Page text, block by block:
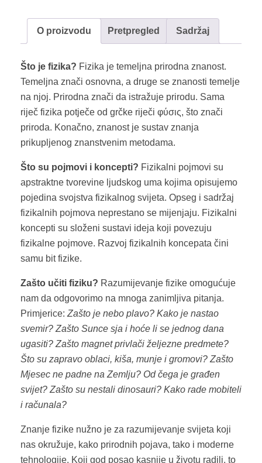
O proizvodu Pretpregled Sadržaj
Što je fizika? Fizika je temeljna prirodna znanost.
Temeljna znači osnovna, a druge se znanosti temelje
na njoj. Prirodna znači da istražuje prirodu. Sama
riječ fizika potječe od grčke riječi φύσις, što znači
priroda. Konačno, znanost je sustav znanja
prikupljenog znanstvenim metodama.
Što su pojmovi i koncepti? Fizikalni pojmovi su
apstraktne tvorevine ljudskog uma kojima opisujemo
pojedina svojstva fizikalnog svijeta. Opseg i sadržaj
fizikalnih pojmova neprestano se mijenjaju. Fizikalni
koncepti su složeni sustavi ideja koji povezuju
fizikalne pojmove. Razvoj fizikalnih koncepata čini
samu bit fizike.
Zašto učiti fiziku? Razumijevanje fizike omogućuje
nam da odgovorimo na mnoga zanimljiva pitanja.
Primjerice: Zašto je nebo plavo? Kako je nastao
svemir? Zašto Sunce sja i hoće li se jednog dana
ugasiti? Zašto magnet privlači željezne predmete?
Što su zapravo oblaci, kiša, munje i gromovi? Zašto
Mjesec ne padne na Zemlju? Od čega je građen
svijet? Zašto su nestali dinosauri? Kako rade mobiteli
i računala?
Znanje fizike nužno je za razumijevanje svijeta koji
nas okružuje, kako prirodnih pojava, tako i moderne
tehnologije. Koji god posao kasnije u životu radili, to